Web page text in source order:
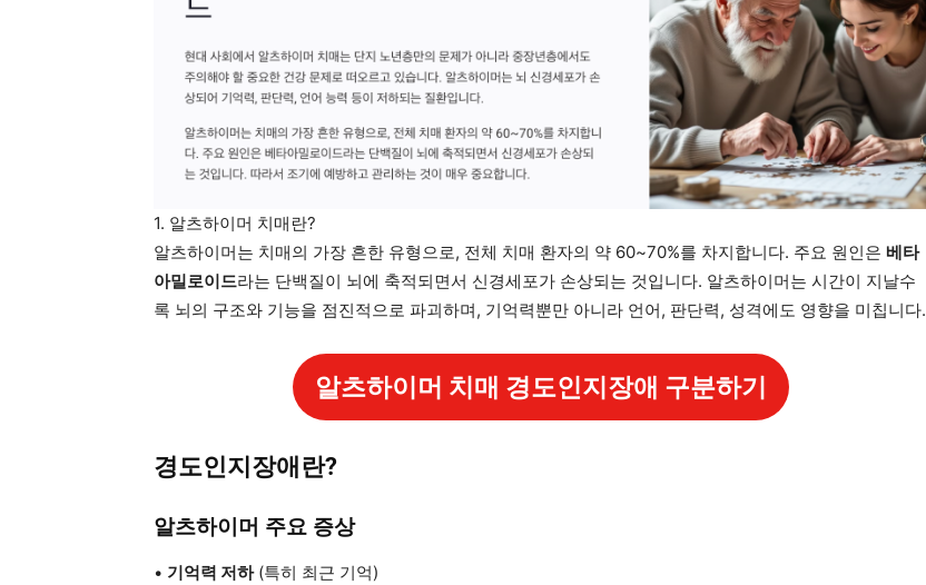
1. 알츠하이머 치매란?
알츠하이머는 치매의 가장 흔한 유형으로, 전체 치매 환자의 약 60~70%를 차지합니다. 주요 원인은 베타
아밀로이드라는 단백질이 뇌에 축적되면서 신경세포가 손상되는 것입니다. 알츠하이머는 시간이 지날수
록 뇌의 구조와 기능을 점진적으로 파괴하며, 기억력뿐만 아니라 언어, 판단력, 성격에도 영향을 미칩니다.
알츠하이머 치매 경도인지장애 구분하기
경도인지장애란?
알츠하이머 주요 증상
• 기억력 저하(특히 최근 기억)